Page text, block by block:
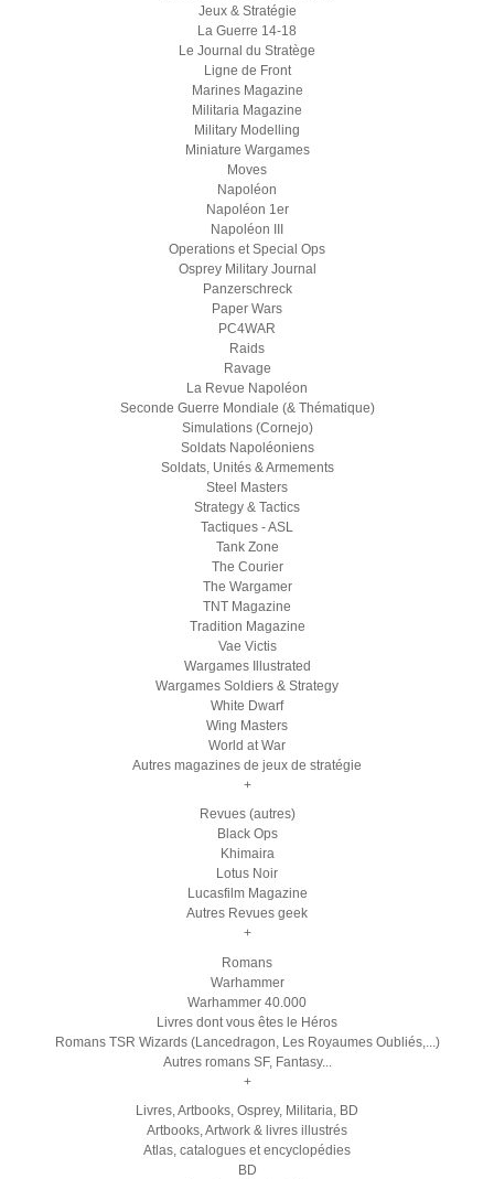
Jeux & Stratégie
La Guerre 14-18
Le Journal du Stratège
Ligne de Front
Marines Magazine
Militaria Magazine
Military Modelling
Miniature Wargames
Moves
Napoléon
Napoléon 1er
Napoléon III
Operations et Special Ops
Osprey Military Journal
Panzerschreck
Paper Wars
PC4WAR
Raids
Ravage
La Revue Napoléon
Seconde Guerre Mondiale (& Thématique)
Simulations (Cornejo)
Soldats Napoléoniens
Soldats, Unités & Armements
Steel Masters
Strategy & Tactics
Tactiques - ASL
Tank Zone
The Courier
The Wargamer
TNT Magazine
Tradition Magazine
Vae Victis
Wargames Illustrated
Wargames Soldiers & Strategy
White Dwarf
Wing Masters
World at War
Autres magazines de jeux de stratégie
+
Revues (autres)
Black Ops
Khimaira
Lotus Noir
Lucasfilm Magazine
Autres Revues geek
+
Romans
Warhammer
Warhammer 40.000
Livres dont vous êtes le Héros
Romans TSR Wizards (Lancedragon, Les Royaumes Oubliés,...)
Autres romans SF, Fantasy...
+
Livres, Artbooks, Osprey, Militaria, BD
Artbooks, Artwork & livres illustrés
Atlas, catalogues et encyclopédies
BD